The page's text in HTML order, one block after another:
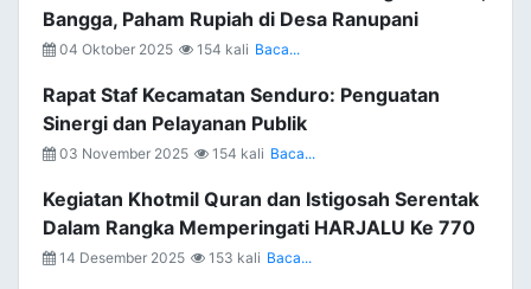
Bangga, Paham Rupiah di Desa Ranupani
04 Oktober 2025 154 kali Baca...
Rapat Staf Kecamatan Senduro: Penguatan
Sinergi dan Pelayanan Publik
03 November 2025 154 kali Baca...
Kegiatan Khotmil Quran dan Istigosah Serentak
Dalam Rangka Memperingati HARJALU Ke 770
14 Desember 2025 153 kali Baca...